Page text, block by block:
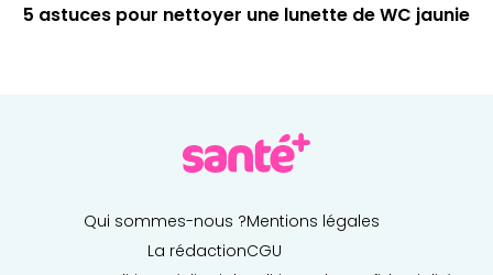
5 astuces pour nettoyer une lunette de WC jaunie
Qui sommes-nous ?
La rédaction
Mentions légales
CGU